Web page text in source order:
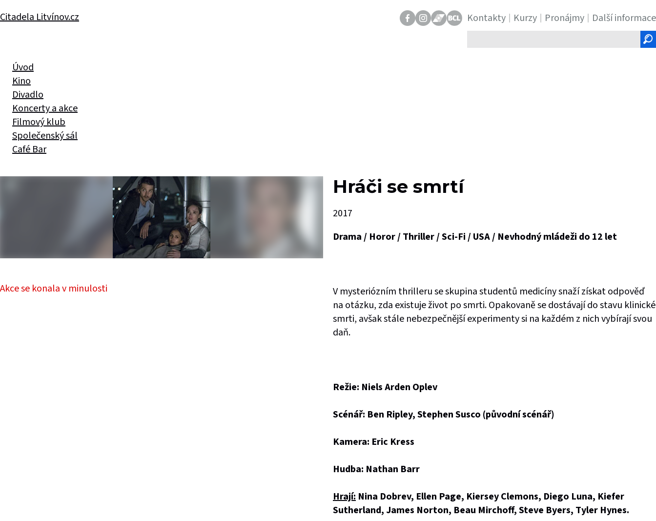
Kontakty Kurzy Pronájmy
Další informace
text
Citadela Litvínov.cz
Úvod
Kino
Divadlo
Koncerty a akce
Filmový klub
Společenský sál
Café Bar
Hráči se smrtí
2017
Drama / Horor / Thriller / Sci-Fi / USA / Nevhodný mládeži do 12 let
V mysteriózním thrilleru se skupina studentů medicíny snaží získat odpověď
na otázku, zda existuje život po smrti. Opakovaně se dostávají do stavu klinické
smrti, avšak stále nebezpečnější experimenty si na každém z nich vybírají svou
daň.
Režie: Niels Arden Oplev
Scénář: Ben Ripley, Stephen Susco (původní scénář)
Kamera: Eric Kress
Hudba: Nathan Barr
Hrají: Nina Dobrev, Ellen Page, Kiersey Clemons, Diego Luna, Kiefer
Sutherland, James Norton, Beau Mirchoff, Steve Byers, Tyler Hynes.
Akce se konala v minulosti